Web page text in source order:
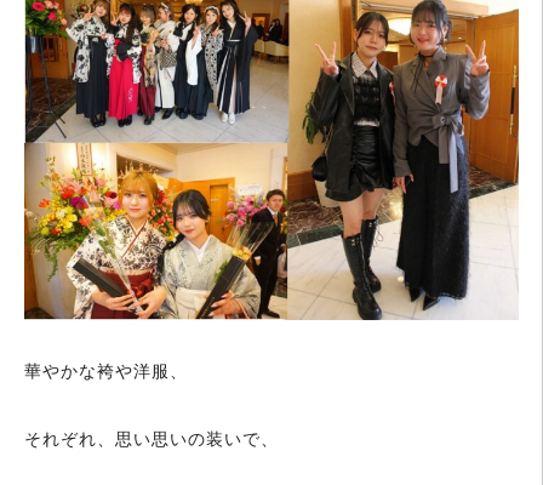
華やかな袴や洋服、
それぞれ、思い思いの装いで、